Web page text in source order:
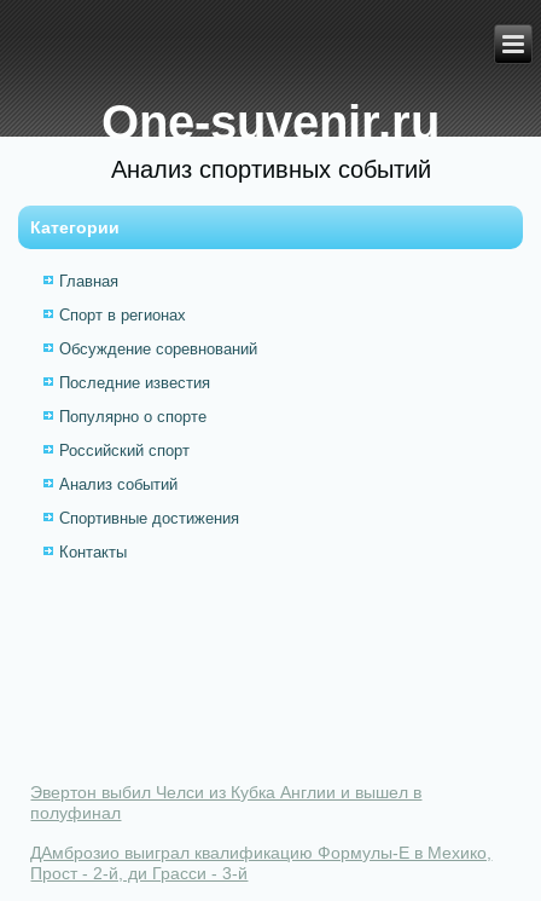
One-suvenir.ru
Анализ спортивных событий
Категории
Главная
Спорт в регионах
Обсуждение соревнований
Последние известия
Популярно о спорте
Российский спорт
Анализ событий
Спортивные достижения
Контакты
Эвертон выбил Челси из Кубка Англии и вышел в
полуфинал
ДАмброзио выиграл квалификацию Формулы-Е в Мехико,
Прост - 2-й, ди Грасси - 3-й